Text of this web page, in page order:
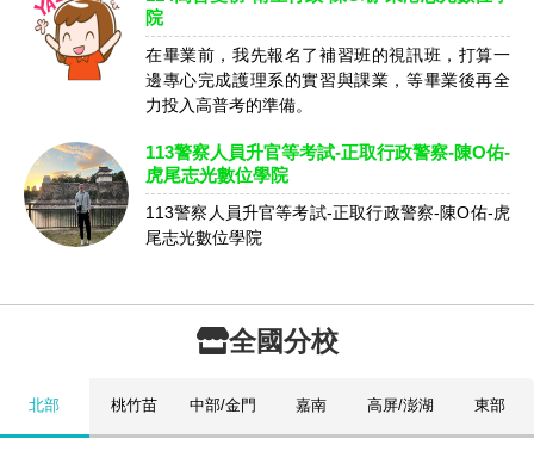
院
在畢業前，我先報名了補習班的視訊班，打算一
邊專心完成護理系的實習與課業，等畢業後再全
力投入高普考的準備。
113警察人員升官等考試-正取行政警察-陳O佑-
虎尾志光數位學院
113警察人員升官等考試-正取行政警察-陳O佑-虎
尾志光數位學院
全國分校
北部 桃竹苗 中部/金門 嘉南 高屏/澎湖 東部